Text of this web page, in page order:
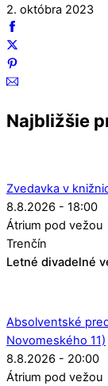
2. októbra 2023
Najbližšie
Zvedavka v
8.8.2026 - 18:00
Átrium pod vežou
Trenčín
Letné divadelné
Absolventské
Novomeského 11)
8.8.2026 - 20:00
Átrium pod vežou